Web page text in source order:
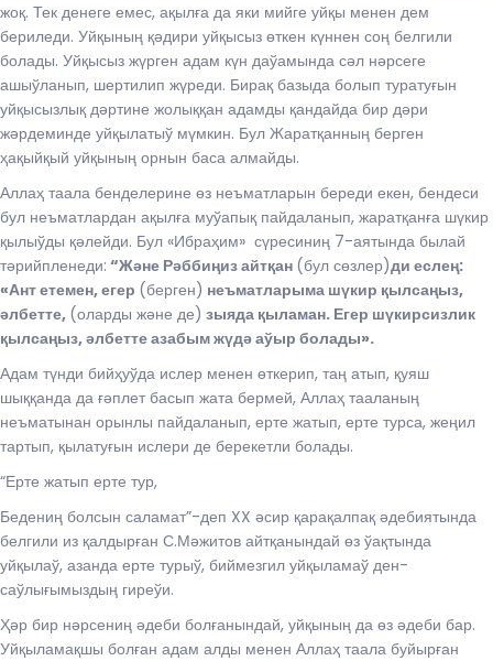
жоқ. Тек денеге емес, ақылға да яки мийге уйқы менен дем
бериледи. Уйқының қәдири уйқысыз өткен күннен соң белгили
болады. Уйқысыз жүрген адам күн даўамында сәл нәрсеге
ашыўланып, шертилип жүреди. Бирақ базыда болып туратуғын
уйқысызлық дәртине жолыққан адамды қандайда бир дәри
жәрдеминде уйқылатыў мүмкин. Бул Жаратқанның берген
ҳақыйқый уйқының орнын баса алмайды.
Аллаҳ таала бенделерине өз неъматларын береди екен, бендеси
бул неъматлардан ақылға муўапық пайдаланып, жаратқанға шүкир
қылыўды қәлейди. Бул «Ибраҳим» сүресиниң 7-аятында былай
тәрийпленеди: “Және Рәббиңиз айтқан (бул сөзлер)ди еслең:
«Ант етемен, егер (берген) неъматларыма шүкир қылсаңыз,
әлбетте, (оларды және де) зыяда қыламан. Егер шүкирсизлик
қылсаңыз, әлбетте азабым жүдә аўыр болады».
Адам түнди бийҳуўда ислер менен өткерип, таң атып, қуяш
шыққанда да ғәплет басып жата бермей, Аллаҳ тааланың
неъматынан орынлы пайдаланып, ерте жатып, ерте турса, жеңил
тартып, қылатуғын ислери де берекетли болады.
“Ерте жатып ерте тур,
Бедениң болсын саламат”-деп XX әсир қарақалпақ әдебиятында
белгили из қалдырған С.Мәжитов айтқанындай өз ўақтында
уйқылаў, азанда ерте турыў, биймезгил уйқыламаў ден-
саўлығымыздың гиреўи.
Ҳәр бир нәрсениң әдеби болғанындай, уйқының да өз әдеби бар.
Уйқыламақшы болған адам алды менен Аллаҳ таала буйырған